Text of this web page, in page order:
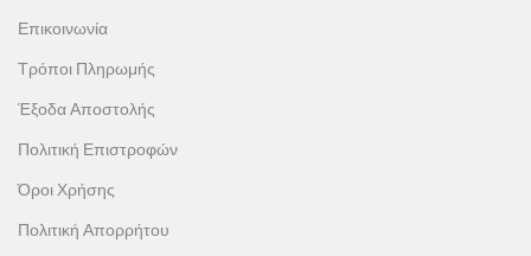
Επικοινωνία
Τρόποι Πληρωμής
Έξοδα Αποστολής
Πολιτική Επιστροφών
Όροι Χρήσης
Πολιτική Απορρήτου